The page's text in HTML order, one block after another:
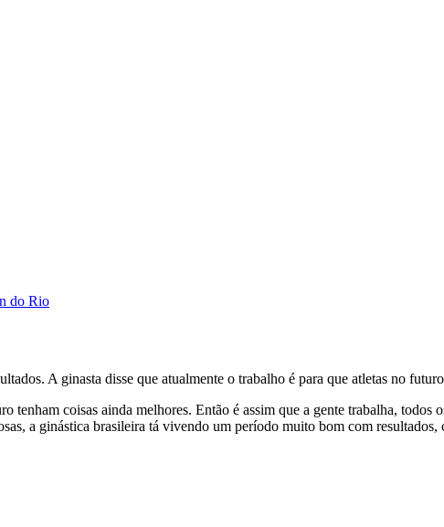
do Rio
A ginasta disse que atualmente o trabalho é para que atletas no
tenham coisas ainda melhores. Então é assim que a gente trabalha, todos
a ginástica brasileira tá vivendo um período muito bom com